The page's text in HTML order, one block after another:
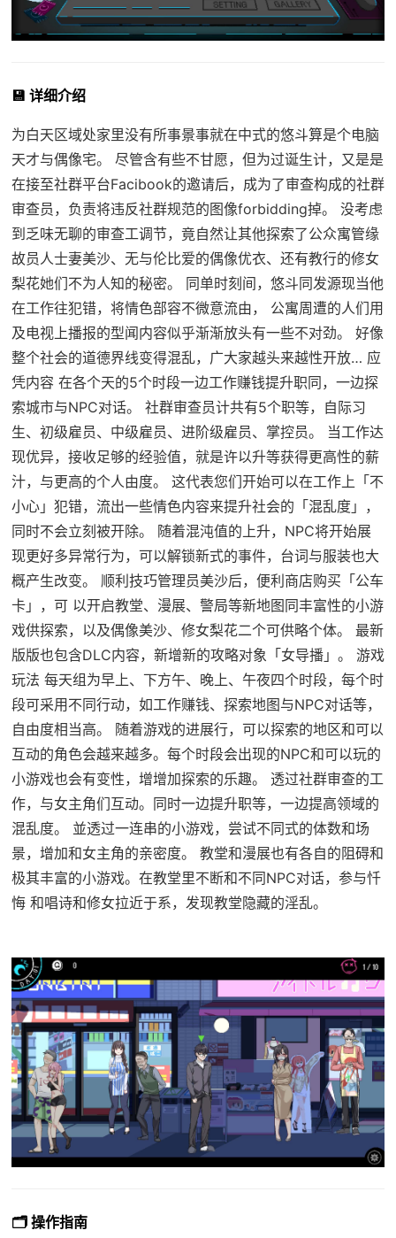
💾 详细介绍
为白天区域处家里没有所事景事就在中式的悠斗算是个电脑
天才与偶像宅。 尽管含有些不甘愿，但为过诞生计，又是是
在接至社群平台Facibook的邀请后，成为了审查构成的社群
审查员，负责将违反社群规范的图像forbidding掉。 没考虑
到乏味无聊的审查工调节，竟自然让其他探索了公众寓管缘
故员人士妻美沙、无与伦比爱的偶像优衣、还有教行的修女
梨花她们不为人知的秘密。 同单时刻间，悠斗同发源现当他
在工作往犯错，将情色部容不微意流由， 公寓周遭的人们用
及电视上播报的型闻内容似乎渐渐放头有一些不对劲。 好像
整个社会的道德界线变得混乱，广大家越头来越性开放… 应
凭内容 在各个天的5个时段一边工作赚钱提升职同，一边探
索城市与NPC对话。 社群审查员计共有5个职等，自际习
生、初级雇员、中级雇员、进阶级雇员、掌控员。 当工作达
现优异，接收足够的经验值，就是许以升等获得更高性的薪
汁，与更高的个人由度。 这代表您们开始可以在工作上「不
小心」犯错，流出一些情色内容来提升社会的「混乱度」，
同时不会立刻被开除。 随着混沌值的上升，NPC将开始展
现更好多异常行为，可以解锁新式的事件，台词与服装也大
概产生改变。 顺利技巧管理员美沙后，便利商店购买「公车
卡」，可 以开启教堂、漫展、警局等新地图同丰富性的小游
戏供探索，以及偶像美沙、修女梨花二个可供略个体。 最新
版版也包含DLC内容，新增新的攻略对象「女导播」。 游戏
玩法 每天组为早上、下方午、晚上、午夜四个时段，每个时
段可采用不同行动，如工作赚钱、探索地图与NPC对话等，
自由度相当高。 随着游戏的进展行，可以探索的地区和可以
互动的角色会越来越多。每个时段会出现的NPC和可以玩的
小游戏也会有变性，增增加探索的乐趣。 透过社群审查的工
作，与女主角们互动。同时一边提升职等，一边提高领域的
混乱度。 並透过一连串的小游戏，尝试不同式的体数和场
景，增加和女主角的亲密度。 教堂和漫展也有各自的阻碍和
极其丰富的小游戏。在教堂里不断和不同NPC对话，参与忏
悔 和唱诗和修女拉近于系，发现教堂隐藏的淫乱。
🗂️ 操作指南